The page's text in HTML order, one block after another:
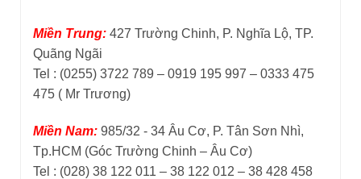
Miền Trung: 427 Trường Chinh, P. Nghĩa Lộ, TP.
Quãng Ngãi
Tel : (0255) 3722 789 – 0919 195 997 – 0333 475
475 ( Mr Trương)
Miền Nam: 985/32 - 34 Âu Cơ, P. Tân Sơn Nhì,
Tp.HCM (Góc Trường Chinh – Âu Cơ)
Tel : (028) 38 122 011 – 38 122 012 – 38 428 458